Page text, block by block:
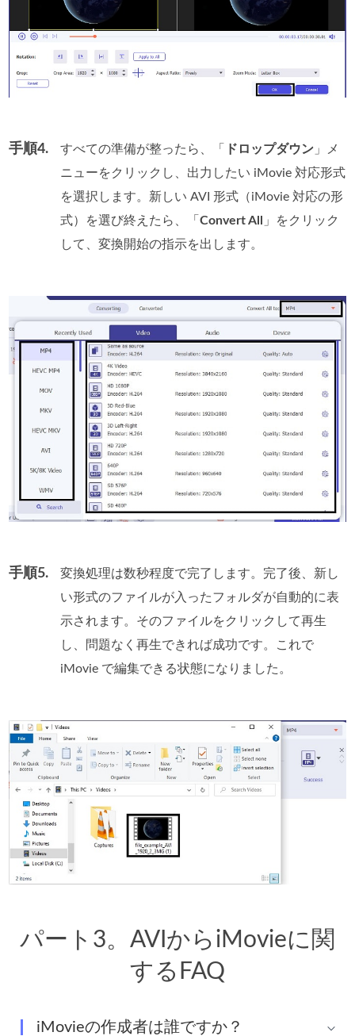
手順4. すべての準備が整ったら、「 ドロップダウン 」メ
ニューをクリックし、出力したい iMovie 対応形式
を選択します。新しい AVI 形式（iMovie 対応の形
式）を選び終えたら、「Convert All
」をクリック
して、変換開始の指示を出します。
手順5.
変換処理は数秒程度で完了します。完了後、新し
い形式のファイルが入ったフォルダが自動的に表
示されます。そのファイルをクリックして再生
し、問題なく再生できれば成功です。これで
iMovie で編集できる状態になりました。
パート3。AVIからiMovieに関
するFAQ
iMovieの作成者は誰ですか？